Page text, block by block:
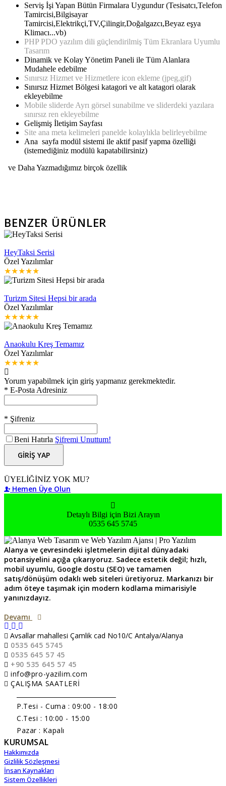
Serviş İşi Yapan Bütün Firmalara Uygundur (Tesisatcı,Telefon
Tamircisi,Bilgisayar
Tamircisi,Elektrikçi,TV,Çilingir,Doğalgazcı,Beyaz eşya
Klimacı...vb)
PHP PDO yazılım dili güçlendirilmiş Tüm Ekranlara Uyumlu
Tasarım
Dinamik ve Kolay Yönetim Paneli ile Tüm Alanlara
Mudahele edebilme
Sınırsız Hizmet ve Hizmetlere icon ekleme (jpeg,gif)
Sınırsız Hizmet Bölgesi katagori ve alt katagori olarak
ekleyebilme
Mobile sliderde Ayrı görsel sunabilme ve sliderdeki yazılara
sınırsız ren ekleyebilme
Gelişmiş İletişim Sayfası
Site ana meta kelimeleri panelde kolaylıkla belirleyebilme
Ana sayfa modül sistemi ile aktif pasif yapma özelliği
(istemediğiniz modülü kapatabilirsiniz)
ve Daha Yazmadığımız birçok özellik
BENZER ÜRÜNLER
HeyTaksi Serisi
Özel Yazılımlar
★★★★★
Turizm Sitesi Hepsi bir arada
Özel Yazılımlar
★★★★★
Anaokulu Kreş Temamız
Özel Yazılımlar
★★★★★
Yorum yapabilmek için giriş yapmanız gerekmektedir.
* E-Posta Adresiniz
* Şifreniz
Beni Hatırla Şifremi Unuttum!
GİRİŞ YAP
ÜYELİĞİNİZ YOK MU?
Hemen Üye Olun
Detaylı Bilgi için Bizi Arayın
0535 645 5745
Alanya ve çevresindeki işletmelerin dijital dünyadaki
potansiyelini açığa çıkarıyoruz. Sadece estetik değil; hızlı,
mobil uyumlu, Google dostu (SEO) ve tamamen
satış/dönüşüm odaklı web siteleri üretiyoruz. Markanızı bir
adım öteye taşımak için modern kodlama mimarisiyle
yanınızdayız.
Devamı
Avsallar mahallesi Çamlik cad No10/C Antalya/Alanya
0535 645 5745
0535 645 57 45
+90 535 645 57 45
info@pro-yazilim.com
ÇALIŞMA SAATLERİ
P.Tesi - Cuma : 09:00 - 18:00
C.Tesi : 10:00 - 15:00
Pazar : Kapalı
KURUMSAL
Hakkımızda
Gizlilik Sözleşmesi
İnsan Kaynakları
Sistem Özellikleri